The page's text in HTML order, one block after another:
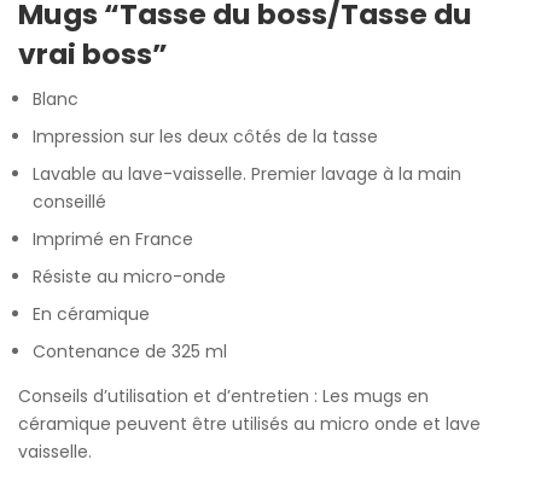
based
on
ratings
Mugs “Tasse du boss/Tasse du
vrai boss”
Blanc
Impression sur les deux côtés de la tasse
Lavable au lave-vaisselle. Premier lavage à la main
conseillé
Imprimé en France
Résiste au micro-onde
En céramique
Contenance de 325 ml
Conseils d’utilisation et d’entretien : Les mugs en
céramique peuvent être utilisés au micro onde et lave
vaisselle.